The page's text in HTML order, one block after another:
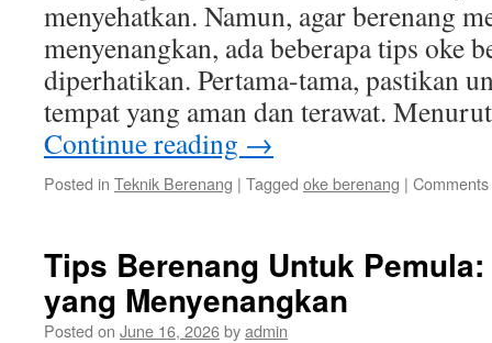
menyehatkan. Namun, agar berenang
menyenangkan, ada beberapa tips oke
diperhatikan. Pertama-tama, pastikan
tempat yang aman dan terawat.
Continue reading →
Posted in Teknik Berenang | Tagged oke berenang |
Tips Berenang Untuk
yang Menyenangkan
Posted on June 16, 2026byadmin